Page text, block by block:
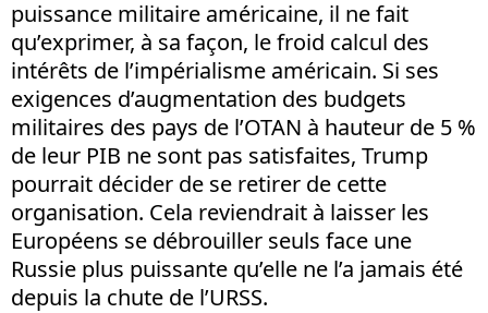
puissance militaire américaine, il ne fait
qu’exprimer, à sa façon, le froid calcul des
intérêts de l’impérialisme américain. Si ses
exigences d’augmentation des budgets
militaires des pays de l’OTAN à hauteur de 5 %
de leur PIB ne sont pas satisfaites, Trump
pourrait décider de se retirer de cette
organisation. Cela reviendrait à laisser les
Européens se débrouiller seuls face une
Russie plus puissante qu’elle ne l’a jamais été
depuis la chute de l’URSS.